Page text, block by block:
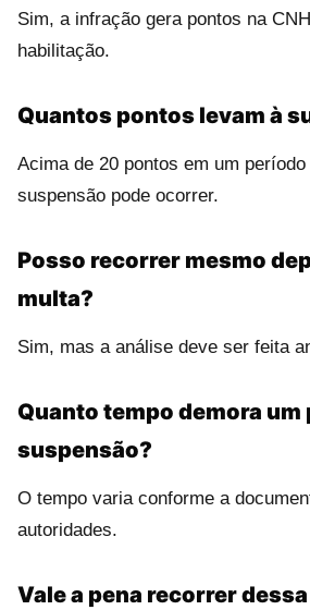
Sim, a infração gera pontos na
habilitação.
Quantos pontos levam à
Acima de 20 pontos em um
suspensão pode ocorrer.
Posso recorrer mesmo
multa?
Sim, mas a análise deve ser feita
Quanto tempo demora um
suspensão?
O tempo varia conforme a
autoridades.
Vale a pena recorrer